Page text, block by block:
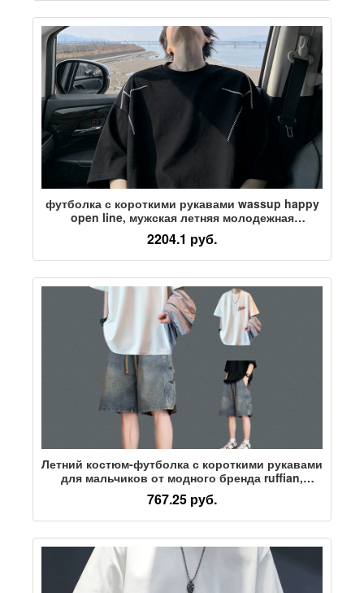
футболка с короткими рукавами wassup happy
open line, мужская летняя молодежная
футболка бренда tide большого размера с
круглым вырезом и короткими рукавами,
футболка
2204.1 руб.
Летний костюм-футболка с короткими рукавами
для мальчиков от модного бренда ruffian,
красивый костюм-двойка, солнечный и
освежающий, с комплектом джинсовых шорт
767.25 руб.